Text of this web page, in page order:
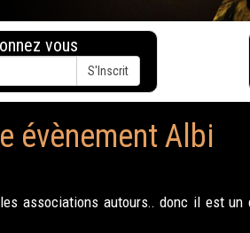
vous
S'Inscrit
évènement Albi
associations autours.. donc il est